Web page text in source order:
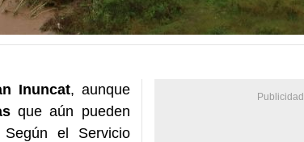
Inuncat, aunque
que aún pueden
el Servicio